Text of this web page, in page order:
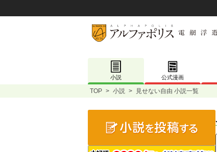
小説 公式漫画
TOP > 小説 > 見せない自由 小説一覧